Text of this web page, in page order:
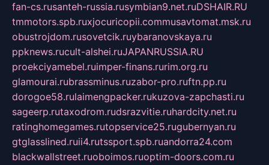
fan-cs.rusanteh-russia.rusymbian9.net.ruDSHAIR.RU
tmmotors.spb.ruxjocuricopii.commusavtomat.msk.ru
obustrojdom.rusovetcik.ruybaranovskaya.ru
ppknews.rucult-alshei.ruJAPANRUSSIA.RU
proekciyamebel.ruimper-finans.rurim.org.ru
glamourai.rubrassminus.ruzabor-pro.ruftn.pp.ru
dorogoe58.rulaimengpacker.rukuzova-zapchasti.ru
sageerp.rutaxodrom.rudsrazvitie.ruhardcity.net.ru
ratinghomegames.rutopservice25.rugubernyan.ru
gtglasslined.ruii4.rutssport.spb.ruandorra24.com
blackwallstreet.ruoboimos.ruoptim-doors.com.ru